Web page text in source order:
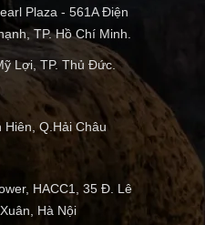
Plaza - 561A Điện
TP. Hồ Chí Minh.
Lợi, TP. Thủ Đức.
Hiên, Q.Hải Châu
HACC1, 35 Đ. Lê
Hà Nội